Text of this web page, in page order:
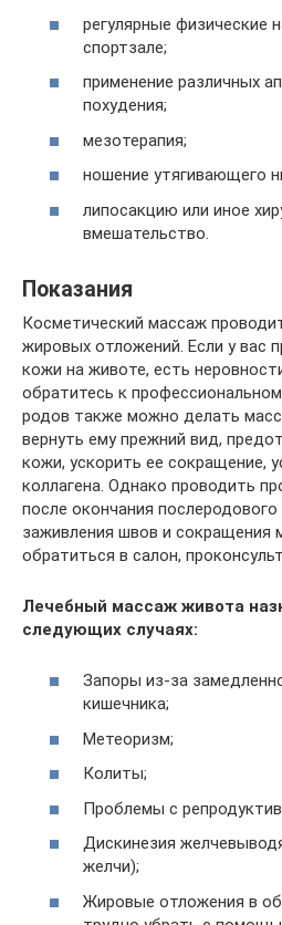
регулярные физические
спортзале;
применение различных
похудения;
мезотерапия;
ношение утягивающего
липосакцию или иное
вмешательство.
Показания
Косметический массаж
жировых отложений. Если у вас
кожи на животе, есть
обратитесь к
родов также можно делать
вернуть ему прежний вид,
кожи, ускорить ее сокращение,
коллагена. Однако проводить
после окончания
заживления швов и сокращения
обратиться в салон,
Лечебный массаж живота
следующих случаях:
Запоры из-за
кишечника;
Метеоризм;
Колиты;
Проблемы с
Дискинезия
желчи);
Жировые отложения в